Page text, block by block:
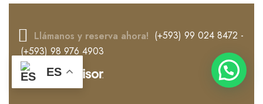
Llámanos y reserva ahora! (+593) 99 024 8472 -
(+593) 98 976 4903
ES